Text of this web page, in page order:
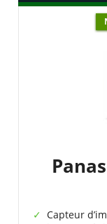
Capteur